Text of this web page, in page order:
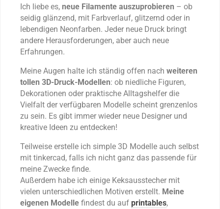
Ich liebe es, neue Filamente auszuprobieren – ob
seidig glänzend, mit Farbverlauf, glitzernd oder in
lebendigen Neonfarben. Jeder neue Druck bringt
andere Herausforderungen, aber auch neue
Erfahrungen.
Meine Augen halte ich ständig offen nach weiteren
tollen 3D-Druck-Modellen: ob niedliche Figuren,
Dekorationen oder praktische Alltagshelfer die
Vielfalt der verfügbaren Modelle scheint grenzenlos
zu sein. Es gibt immer wieder neue Designer und
kreative Ideen zu entdecken!
Teilweise erstelle ich simple 3D Modelle auch selbst
mit tinkercad, falls ich nicht ganz das passende für
meine Zwecke finde.
Außerdem habe ich einige Keksausstecher mit
vielen unterschiedlichen Motiven erstellt. Meine
eigenen Modelle findest du auf printables,